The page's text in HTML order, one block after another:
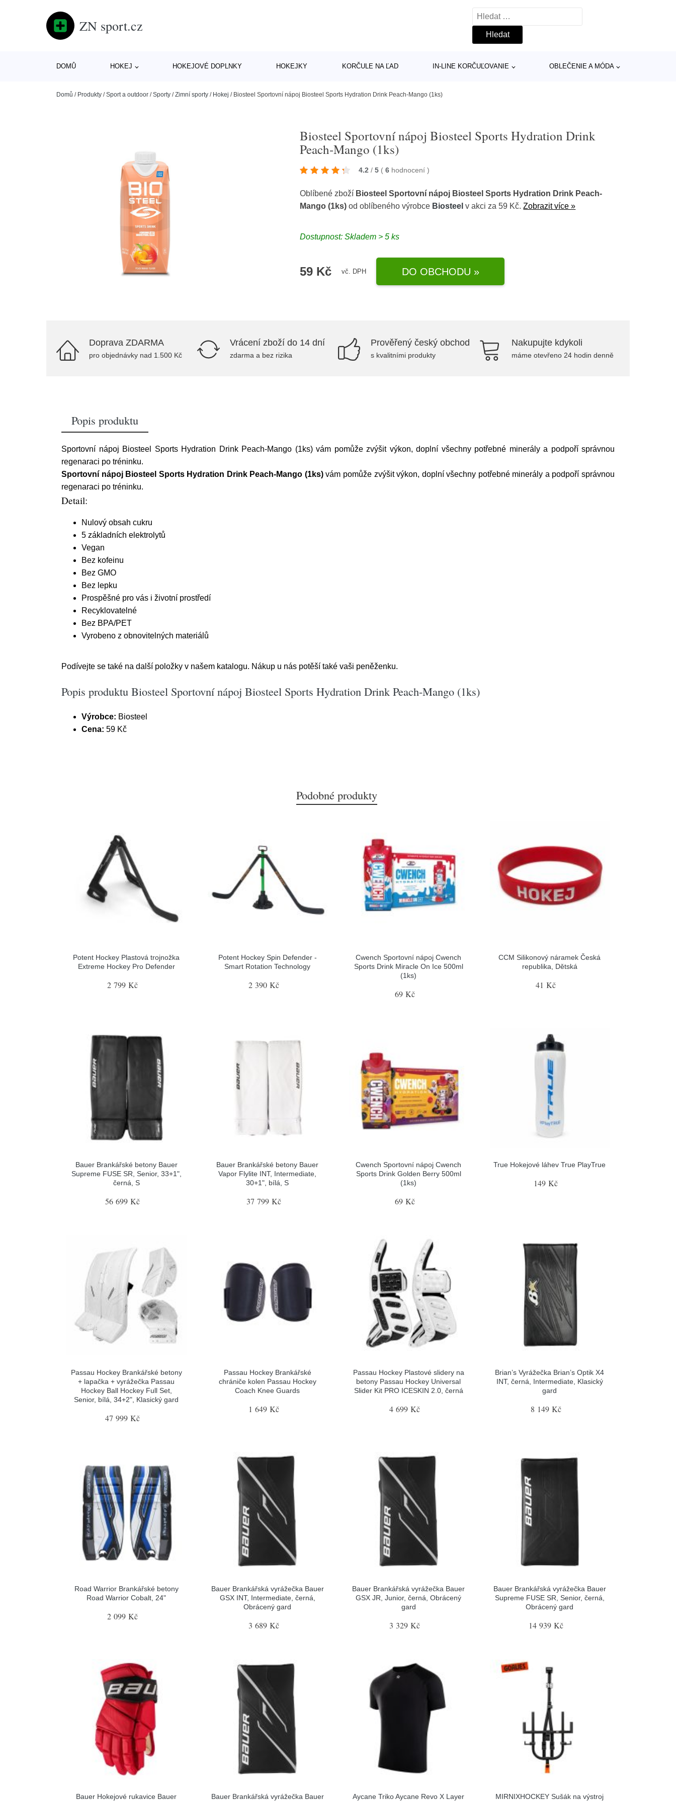
ZN sport.cz
Vyhledávání
DOMŮ HOKEJ HOKEJOVÉ DOPLNKY HOKEJKY KORČULE NA ĽAD IN-LINE KORČUĽOVANIE OBLEČENIE A MÓDA
Domů / Produkty /Sport a outdoor /Sporty /Zimní sporty / Hokej / Biosteel Sportovní nápoj Biosteel Sports Hydration Drink Peach-Mango (1ks)
Biosteel Sportovní nápoj Biosteel Sports Hydration Drink
Peach-Mango (1ks)
4.2 / 5 ( 6 hodnocení)
Oblíbené zboží Biosteel Sportovní nápoj Biosteel Sports Hydration Drink Peach-
Mango (1ks) od oblíbeného výrobce Biosteel v akci za 59 Kč.Zobrazit více »
Dostupnost: Skladem > 5 ks
59 Kč vč. DPH DO OBCHODU »
Doprava ZDARMA
pro objednávky nad 1.500 Kč
Vrácení zboží do 14 dní
zdarma a bez rizika
Prověřený český obchod
s kvalitními produkty
Nakupujte kdykoli
máme otevřeno 24 hodin denně
Popis produktu
Sportovní nápoj Biosteel Sports Hydration Drink Peach-Mango (1ks) vám pomůže zvýšit výkon, doplní všechny potřebné minerály a podpoří správnou
regenaraci po tréninku.
Sportovní nápoj Biosteel Sports Hydration Drink Peach-Mango (1ks)vám pomůže zvýšit výkon, doplní všechny potřebné minerály a podpoří správnou
regenaraci po tréninku.
Detail:
Nulový obsah cukru
5 základních elektrolytů
Vegan
Bez kofeinu
Bez GMO
Bez lepku
Prospěšné pro vás i životní prostředí
Recyklovatelné
Bez BPA/PET
Vyrobeno z obnovitelných materiálů
Podívejte se také na další položky v našem katalogu. Nákup u nás potěší také vaši peněženku.
Popis produktu Biosteel Sportovní nápoj Biosteel Sports Hydration Drink Peach-Mango (1ks)
Výrobce: Biosteel
Cena: 59 Kč
Podobné produkty
Potent Hockey Plastová trojnožka
Extreme Hockey Pro Defender
2 799 Kč
Potent Hockey Spin Defender -
Smart Rotation Technology
2 390 Kč
Cwench Sportovní nápoj Cwench
Sports Drink Miracle On Ice 500ml
(1ks)
69 Kč
CCM Silikonový náramek Česká
republika, Dětská
41 Kč
Bauer Brankářské betony Bauer
Supreme FUSE SR, Senior, 33+1",
černá, S
56 699 Kč
Bauer Brankářské betony Bauer
Vapor Flylite INT, Intermediate,
30+1", bílá, S
37 799 Kč
Cwench Sportovní nápoj Cwench
Sports Drink Golden Berry 500ml
(1ks)
69 Kč
True Hokejové láhev True PlayTrue
149 Kč
Passau Hockey Brankářské betony
+ lapačka + vyrážečka Passau
Hockey Ball Hockey Full Set,
Senior, bílá, 34+2", Klasický gard
47 999 Kč
Passau Hockey Brankářské
chrániče kolen Passau Hockey
Coach Knee Guards
1 649 Kč
Passau Hockey Plastové slidery na
betony Passau Hockey Universal
Slider Kit PRO ICESKIN 2.0, černá
4 699 Kč
Brian’s Vyrážečka Brian’s Optik X4
INT, černá, Intermediate, Klasický
gard
8 149 Kč
Road Warrior Brankářské betony
Road Warrior Cobalt, 24"
2 099 Kč
Bauer Brankářská vyrážečka Bauer
GSX INT, Intermediate, černá,
Obrácený gard
3 689 Kč
Bauer Brankářská vyrážečka Bauer
GSX JR, Junior, černá, Obrácený
gard
3 329 Kč
Bauer Brankářská vyrážečka Bauer
Supreme FUSE SR, Senior, černá,
Obrácený gard
14 939 Kč
Bauer Hokejové rukavice Bauer
Bauer Brankářská vyrážečka Bauer
Aycane Triko Aycane Revo X Layer
MIRNIXHOCKEY Sušák na výstroj